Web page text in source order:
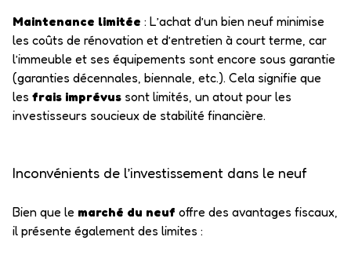
Maintenance limitée : L’achat d’un bien neuf minimise
les coûts de rénovation et d’entretien à court terme, car
l’immeuble et ses équipements sont encore sous garantie
(garanties décennales, biennale, etc.). Cela signifie que
les frais imprévus sont limités, un atout pour les
investisseurs soucieux de stabilité financière.
Inconvénients de l’investissement dans le neuf
Bien que le marché du neuf offre des avantages fiscaux,
il présente également des limites :